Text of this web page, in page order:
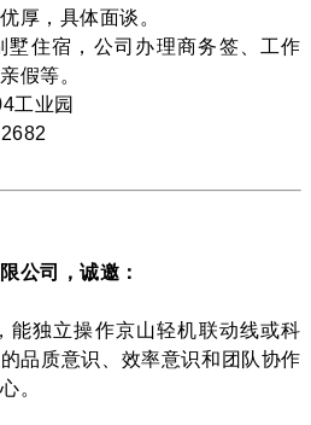
厚，具体面谈。
墅住宿，公司办理商务签、工作
假等。
工业园
公司，诚邀：
独立操作京山轻机联动线或科
品质意识、效率意识和团队协作
。